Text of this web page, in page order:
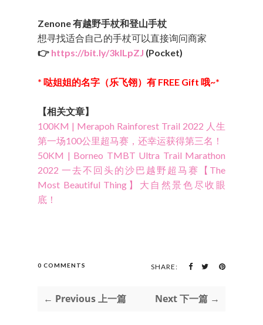
Zenone 有越野手杖和登山手杖
想寻找适合自己的手杖可以直接询问商家
👉 https://bit.ly/3kILpZJ (Pocket)
* 哒姐姐的名字（乐飞翎）有 FREE Gift 哦~*
【相关文章】
100KM | Merapoh Rainforest Trail 2022 人生
第一场100公里超马赛，还幸运获得第三名！
50KM | Borneo TMBT Ultra Trail Marathon
2022 一去不回头的沙巴越野超马赛【The
Most Beautiful Thing】大自然景色尽收眼
底！
0 COMMENTS SHARE:
← Previous 上一篇 Next 下一篇 →